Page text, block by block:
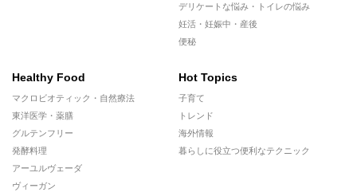
デリケートな悩み・トイレの悩み
妊活・妊娠中・産後
便秘
Healthy Food
マクロビオティック・自然療法
東洋医学・薬膳
グルテンフリー
発酵料理
アーユルヴェーダ
ヴィーガン
Hot Topics
子育て
トレンド
海外情報
暮らしに役立つ便利なテクニック